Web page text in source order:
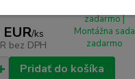
/ks
bez DPH
zadarmo |
Montážna sada
zadarmo
Pridať do košíka